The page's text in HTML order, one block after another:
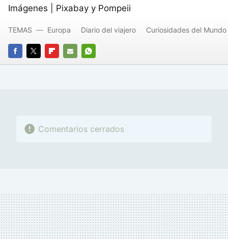
Imágenes | Pixabay y Pompeii
FACEBOOK
TWITTERFLIPBOARD
E-
WHATSAPP
TEMAS Europa Diario del viajero Curiosidades del Mundo
Comentarios cerrados